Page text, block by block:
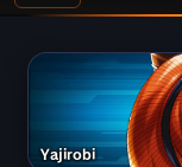
Yajirobi